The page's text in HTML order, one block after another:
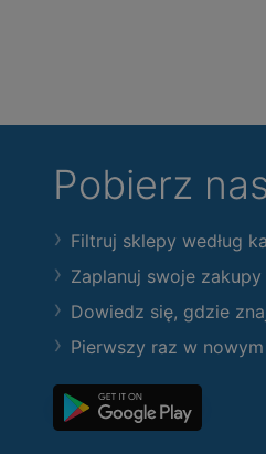
Pobierz
Filtruj sklepy według
Zaplanuj swoje
Dowiedz się, gdzie
Pierwszy raz w